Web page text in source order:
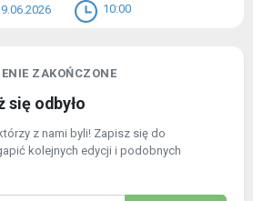
10:00
ZAKOŃCZONE
się odbyło
z nami byli! Zapisz się do
kolejnych edycji i podobnych